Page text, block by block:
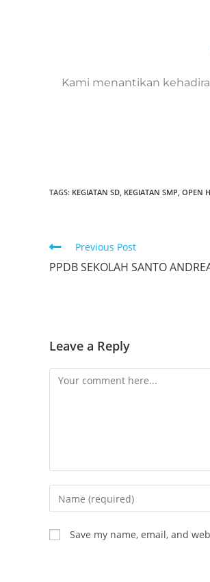
Kami menantikan
TAGS: KEGIATAN SD, KEGIATAN SMP, OPEN
Previous Post
PPDB SEKOLAH SANTO
Leave a Reply
Save my name, email, and